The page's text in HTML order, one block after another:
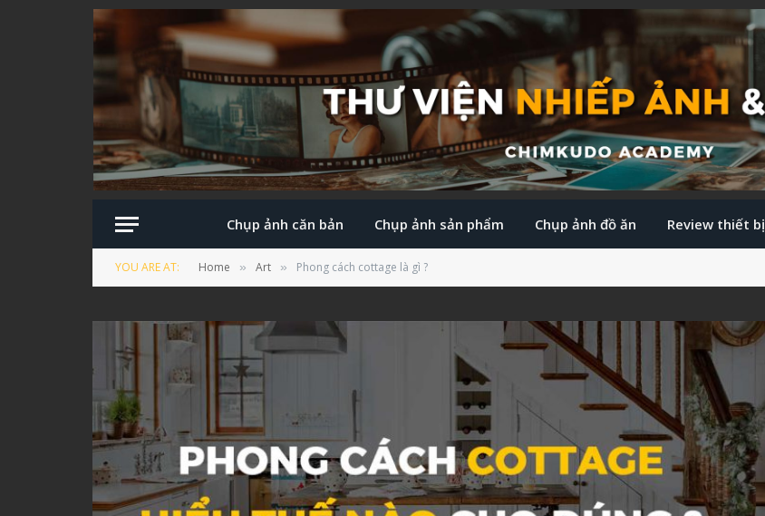
Chụp ảnh căn bản Chụp ảnh sản phẩm Chụp ảnh đồ ăn Review thiết bị
YOU ARE AT: Home » Art » Phong cách cottage là gì ?